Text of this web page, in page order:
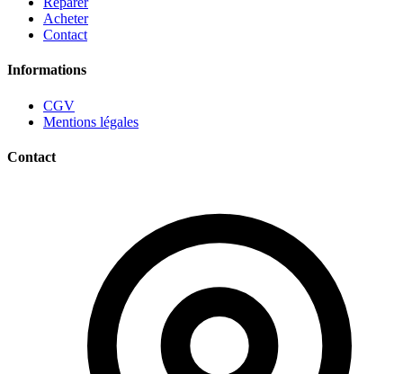
Acheter
Contact
Informations
CGV
Mentions légales
Contact